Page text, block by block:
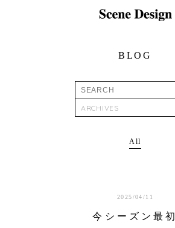
BLOG
ARCHIVES
All
2025/04/11
今シーズン最初